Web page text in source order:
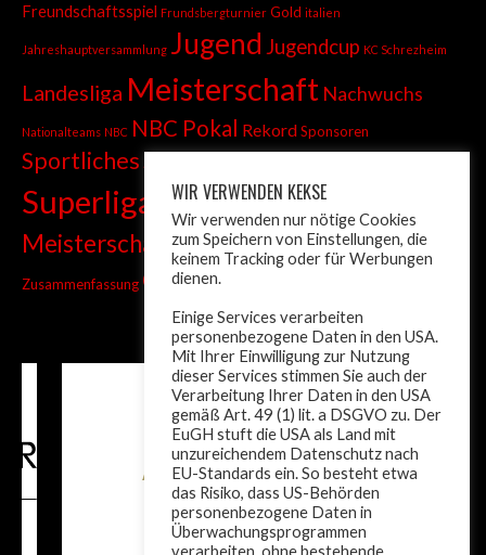
Freundschaftsspiel Frundsbergturnier Gold italien
Jahreshauptversammlung Jugend Jugendcup KC Schrezheim
Landesliga Meisterschaft Nachwuchs
Nationalteams NBC NBC Pokal RekordSponsoren
SportlichesSprint
Superliga TandemTiroler Liga
Meisterschaft Trainer Turnier Weltcup wm
Zusammenfassung ÖM Österreich
WIR VERWENDEN KEKSE
Wir verwenden nur nötige Cookies
zum Speichern von Einstellungen, die
keinem Tracking oder für Werbungen
dienen.
Einige Services verarbeiten
personenbezogene Daten in den USA.
Mit Ihrer Einwilligung zur Nutzung
dieser Services stimmen Sie auch der
Verarbeitung Ihrer Daten in den USA
gemäß Art. 49 (1) lit. a DSGVO zu. Der
EuGH stuft die USA als Land mit
unzureichendem Datenschutz nach
EU-Standards ein. So besteht etwa
das Risiko, dass US-Behörden
personenbezogene Daten in
Überwachungsprogrammen
verarbeiten, ohne bestehende